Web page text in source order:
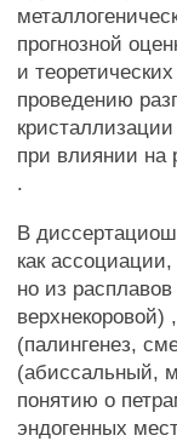
прогнозной
и
проведению
при влиянии
.
В
как
но из
(палингенез,
(абиссальный,
понятию о
эндогенных